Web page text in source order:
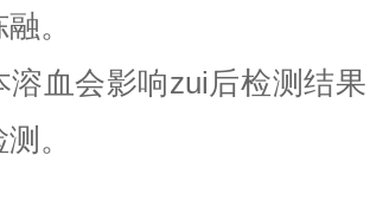
。
溶血会影响zui后检测结
。